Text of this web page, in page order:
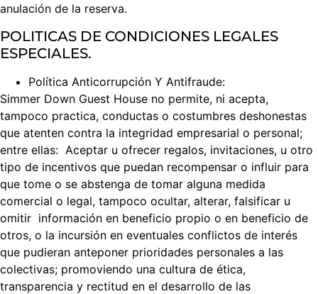
anulación de la reserva.
POLITICAS DE CONDICIONES LEGALES
ESPECIALES.
Política Anticorrupción Y Antifraude:
Simmer Down Guest House no permite, ni acepta,
tampoco practica, conductas o costumbres deshonestas
que atenten contra la integridad empresarial o personal;
entre ellas: Aceptar u ofrecer regalos, invitaciones, u otro
tipo de incentivos que puedan recompensar o influir para
que tome o se abstenga de tomar alguna medida
comercial o legal, tampoco ocultar, alterar, falsificar u
omitir información en beneficio propio o en beneficio de
otros, o la incursión en eventuales conflictos de interés
que pudieran anteponer prioridades personales a las
colectivas; promoviendo una cultura de ética,
transparencia y rectitud en el desarrollo de las